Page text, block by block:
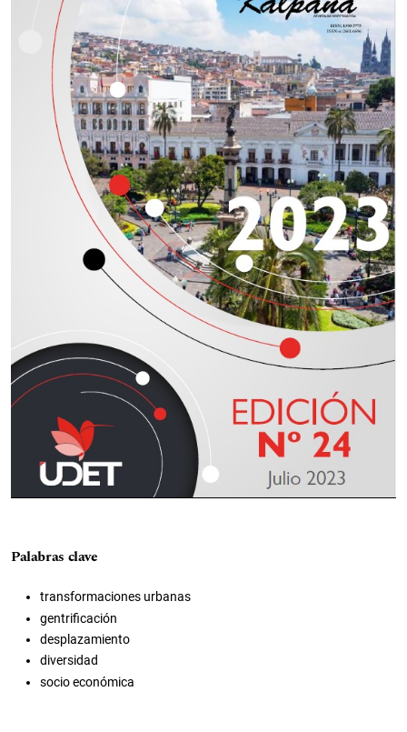
Palabras clave
transformaciones urbanas
gentrificación
desplazamiento
diversidad
socio económica